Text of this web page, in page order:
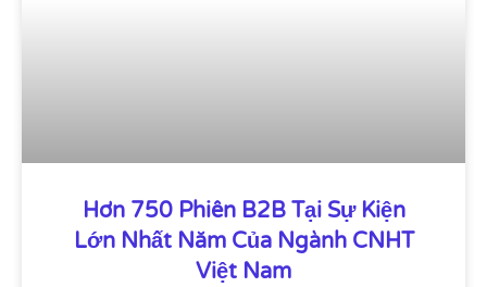
Hơn 750 Phiên B2B Tại Sự Kiện
Lớn Nhất Năm Của Ngành CNHT
Việt Nam